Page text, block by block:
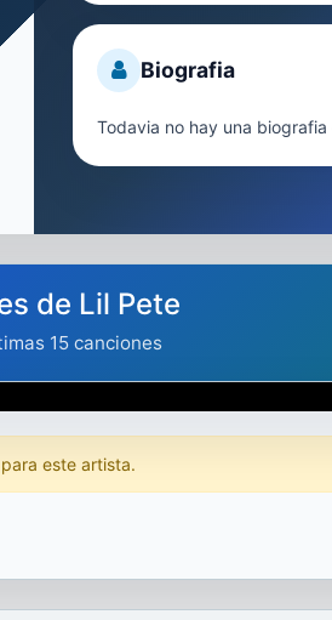
Biografia
Todavia no hay una
de Lil Pete
15 canciones
este artista.